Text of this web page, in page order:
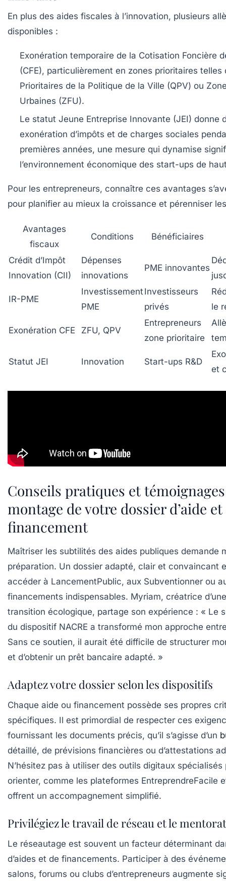
En plus des aides fiscales à l’innovation, plusieurs
disponibles :
Exonération temporaire de la Cotisation Foncière
(CFE), particulièrement en zones prioritaires telles
Prioritaires de la Politique de la Ville (QPV) ou
Urbaines (ZFU).
Le statut Jeune Entreprise Innovante (JEI) donne
exonération d’impôts et de charges sociales
premières années, une mesure qui dynamise
l’environnement économique des start-ups de
Pour les entrepreneurs, connaître ces avantages
pour planifier au mieux la croissance et pérenniser
Avantages
fiscaux
Conditions Bénéficiaires
Crédit d’Impôt
Innovation (CII)
Dépenses
innovations
PME innovantes
IR-PME
Investissement
PME
Investisseurs
privés
le
Exonération CFE ZFU, QPV
Entrepreneurs
zone prioritaire
Statut JEI Innovation Start-ups R&D
et
Conseils pratiques et
montage de votre dossier d’aide et
financement
Maîtriser les subtilités des aides publiques demande
préparation. Un dossier adapté, clair et convaincant
accéder à LancementPublic, aux Subventionner ou
financements indispensables. Myriam, créatrice
transition écologique, partage son expérience : « Le
du dispositif NACRE a transformé mon approche
Sans ce soutien, il aurait été difficile de structurer
et d’obtenir un prêt bancaire adapté. »
Adaptez votre dossier selon les dispositifs
Chaque aide ou financement possède ses propres
spécifiques. Il est primordial de respecter ces
fournissant les documents précis, qu’il s’agisse d’un
détaillé, de prévisions financières ou d’attestations
N’hésitez pas à utiliser des outils digitaux spécialisés
orienter, comme les plateformes EntreprendreFacile
offrent un accompagnement simplifié.
Privilégiez le travail de réseau et le mentorat
Le réseautage est souvent un facteur déterminant
d’aides et de financements. Participer à des
salons, forums ou clubs d’entrepreneurs augmente